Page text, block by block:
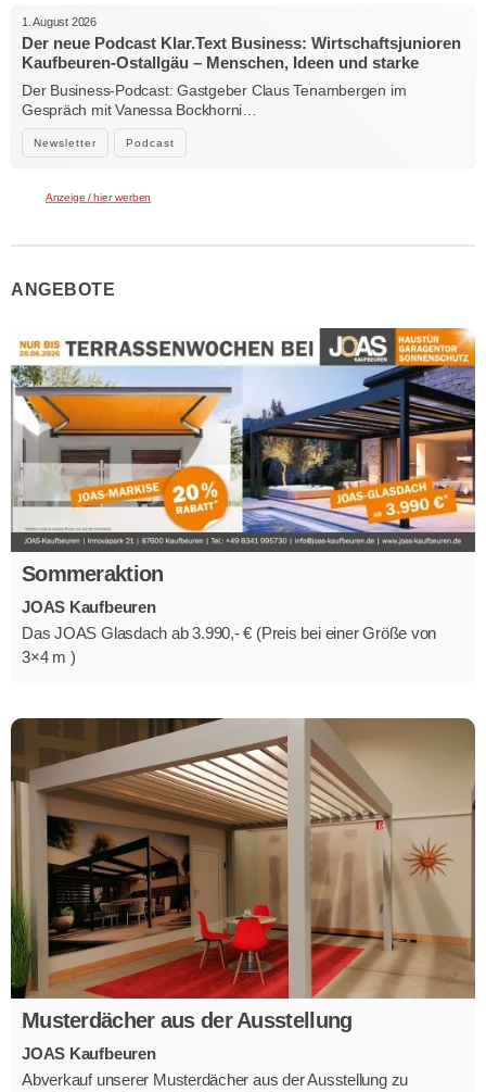
Newsletter Podcast
1. August 2026
Der neue Podcast Klar.Text Business: Wirtschaftsjunioren
Kaufbeuren-Ostallgäu – Menschen, Ideen und starke
Verbindungen
Der Business-Podcast: Gastgeber Claus Tenambergen im
Gespräch mit Vanessa Bockhorni…
Anzeige / hier werben
ANGEBOTE
Sommeraktion
JOAS Kaufbeuren
Das JOAS Glasdach ab 3.990,- € (Preis bei einer Größe von
3×4 m )
Musterdächer aus der Ausstellung
JOAS Kaufbeuren
Abverkauf unserer Musterdächer aus der Ausstellung zu